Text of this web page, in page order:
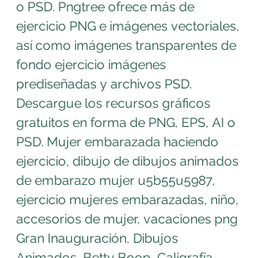
o PSD. Pngtree ofrece más de
ejercicio PNG e imágenes vectoriales,
así como imágenes transparentes de
fondo ejercicio imágenes
prediseñadas y archivos PSD.
Descargue los recursos gráficos
gratuitos en forma de PNG, EPS, AI o
PSD. Mujer embarazada haciendo
ejercicio, dibujo de dibujos animados
de embarazo mujer u5b55u5987,
ejercicio mujeres embarazadas, niño,
accesorios de mujer, vacaciones png
Gran Inauguración, Dibujos